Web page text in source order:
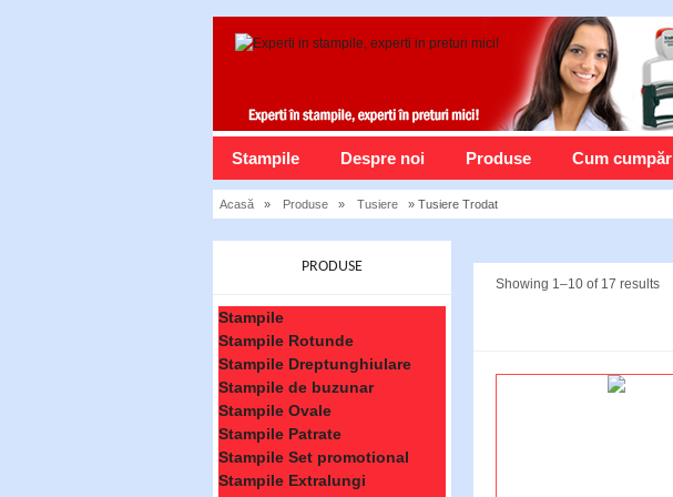
Stampile Despre noi Produse Cum cumpăr
Acasă » Produse » Tusiere » Tusiere Trodat
Showing 1–10 of 17 results
PRODUSE
Stampile
Stampile Rotunde
Stampile Dreptunghiulare
Stampile de buzunar
Stampile Ovale
Stampile Patrate
Stampile Set promotional
Stampile Extralungi